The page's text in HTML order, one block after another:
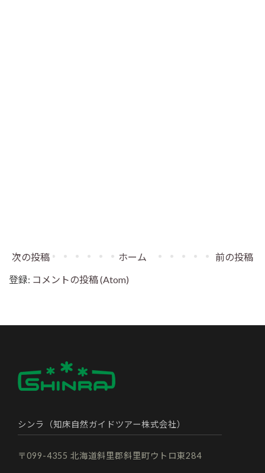
次の投稿 前の投稿
ホーム
登録: コメントの投稿 (Atom)
シンラ（知床自然ガイドツアー株式会社）
〒099-4355 北海道斜里郡斜里町ウトロ東284